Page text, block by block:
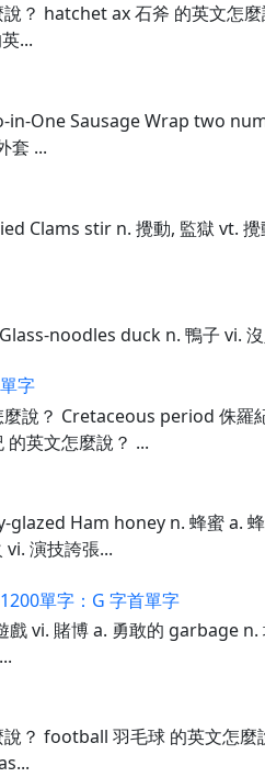
？ hatchet ax 石斧 的英文怎
...
in-One Sausage Wrap two
套 ...
Clams stir n. 攪動, 監獄 vt.
noodles duck n. 鴨子 vi.
字
麼說？ Cretaceous period 侏羅
英文怎麼說？ ...
glazed Ham honey n. 蜂蜜 a.
演技誇張...
單字：G 字首單字
戲 vi. 賭博 a. 勇敢的 garbage
說？ football 羽毛球 的英文怎